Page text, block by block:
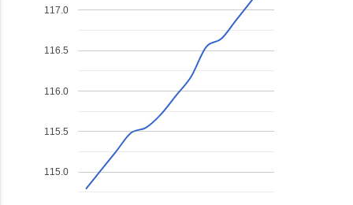
115.0
115.5
116.0
116.5
117.0